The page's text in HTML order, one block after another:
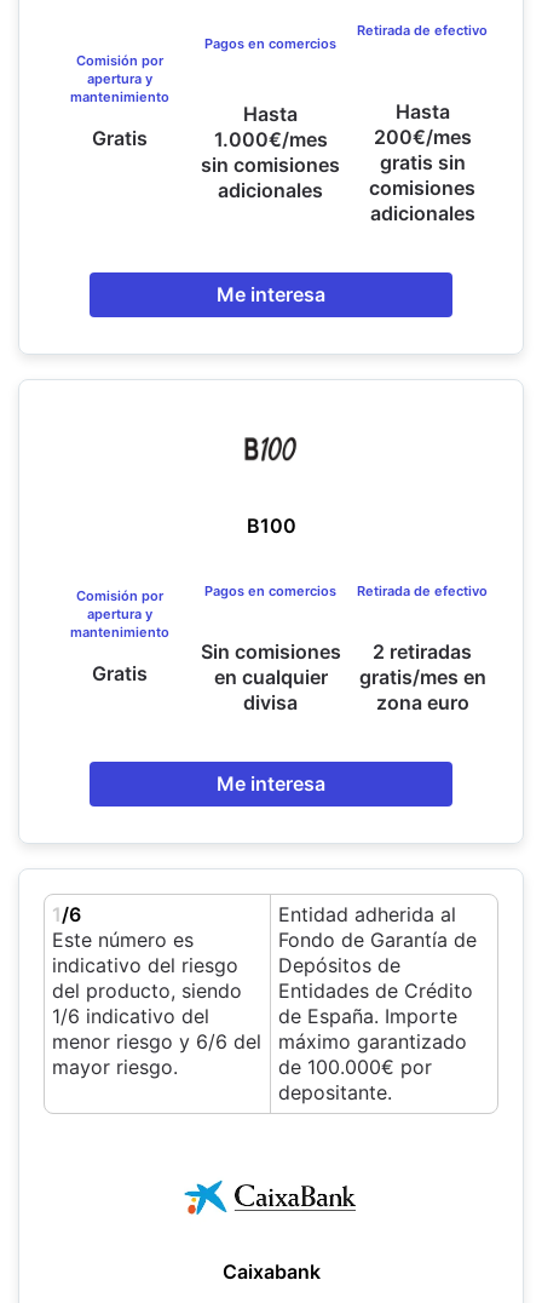
Comisión por
apertura y
mantenimiento
Gratis
Pagos en comercios
Hasta
1.000€/mes
sin comisiones
adicionales
Retirada de efectivo
Hasta
200€/mes
gratis sin
comisiones
adicionales
Me interesa
B100
Comisión por
apertura y
mantenimiento
Gratis
Pagos en comercios
Sin comisiones
en cualquier
divisa
Retirada de efectivo
2 retiradas
gratis/mes en
zona euro
Me interesa
1/6
Este número es
indicativo del riesgo
del producto, siendo
1/6 indicativo del
menor riesgo y 6/6 del
mayor riesgo.
Entidad adherida al
Fondo de Garantía de
Depósitos de
Entidades de Crédito
de España. Importe
máximo garantizado
de 100.000€ por
depositante.
Caixabank